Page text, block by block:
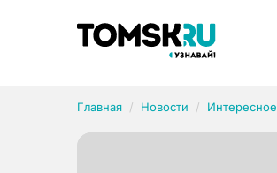
Главная Новости Интересное
Рубрики